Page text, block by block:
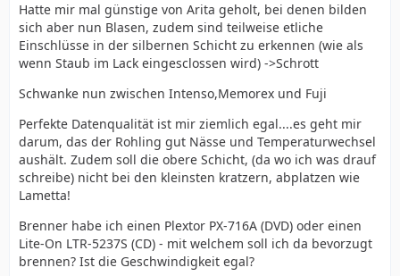
Hatte mir mal günstige von Arita geholt, bei denen bilden
sich aber nun Blasen, zudem sind teilweise etliche
Einschlüsse in der silbernen Schicht zu erkennen (wie als
wenn Staub im Lack eingesclossen wird) ->Schrott
Schwanke nun zwischen Intenso,Memorex und Fuji
Perfekte Datenqualität ist mir ziemlich egal....es geht mir
darum, das der Rohling gut Nässe und Temperaturwechsel
aushält. Zudem soll die obere Schicht, (da wo ich was drauf
schreibe) nicht bei den kleinsten kratzern, abplatzen wie
Lametta!
Brenner habe ich einen Plextor PX-716A (DVD) oder einen
Lite-On LTR-5237S (CD) - mit welchem soll ich da bevorzugt
brennen? Ist die Geschwindigkeit egal?